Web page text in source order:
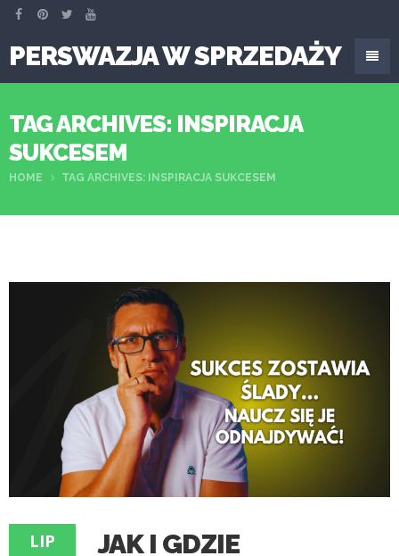
PERSWAZJA W SPRZEDAŻY
TAG ARCHIVES: INSPIRACJA
SUKCESEM
HOME TAG ARCHIVES: INSPIRACJA SUKCESEM
LIP
JAK I GDZIE